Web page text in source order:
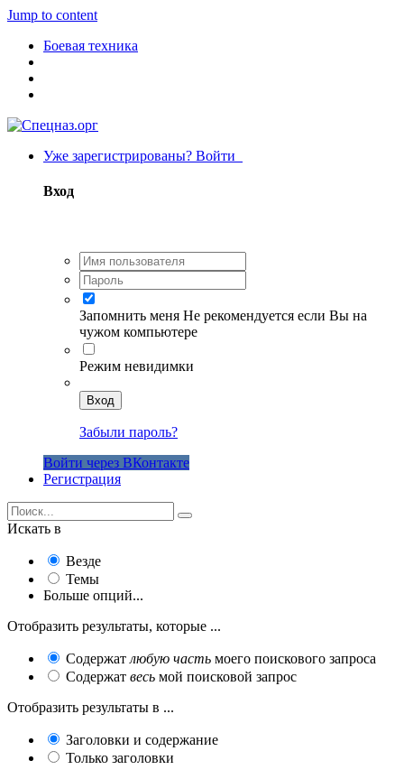
Jump to content
Боевая техника
Уже зарегистрированы? Войти
Вход
Запомнить меня Не рекомендуется если Вы на
чужом компьютере
Режим невидимки
Вход
Забыли пароль?
Войти через ВКонтакте
Регистрация
Искать в
Везде
Темы
Больше опций...
Отобразить результаты, которые ...
Содержат любую часть моего поискового запроса
Содержат весь мой поисковой запрос
Отобразить результаты в ...
Заголовки и содержание
Только заголовки